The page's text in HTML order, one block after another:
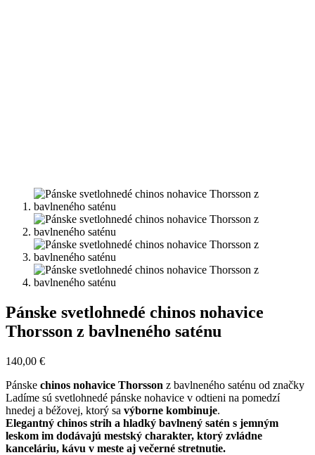
Pánske svetlohnedé chinos nohavice
Thorsson z bavlneného saténu
140,00 €
Pánske chinos nohavice Thorsson z bavlneného saténu od značky
Ladíme sú svetlohnedé pánske nohavice v odtieni na pomedzí
hnedej a béžovej, ktorý sa výborne kombinuje.
Elegantný chinos strih a hladký bavlnený satén s jemným
leskom im dodávajú mestský charakter, ktorý zvládne
kanceláriu, kávu v meste aj večerné stretnutie.